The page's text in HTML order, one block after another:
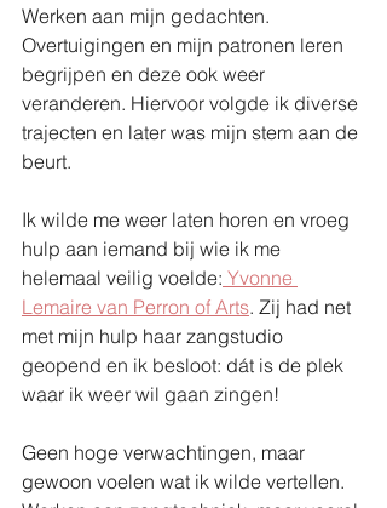
Werken aan mijn gedachten.
Overtuigingen en mijn patronen leren
begrijpen en deze ook weer
veranderen. Hiervoor volgde ik diverse
trajecten en later was mijn stem aan de
beurt.
Ik wilde me weer laten horen en vroeg
hulp aan iemand bij wie ik me
helemaal veilig voelde: Yvonne
Lemaire van Perron of Arts. Zij had net
met mijn hulp haar zangstudio
geopend en ik besloot: dát is de plek
waar ik weer wil gaan zingen!
Geen hoge verwachtingen, maar
gewoon voelen wat ik wilde vertellen.